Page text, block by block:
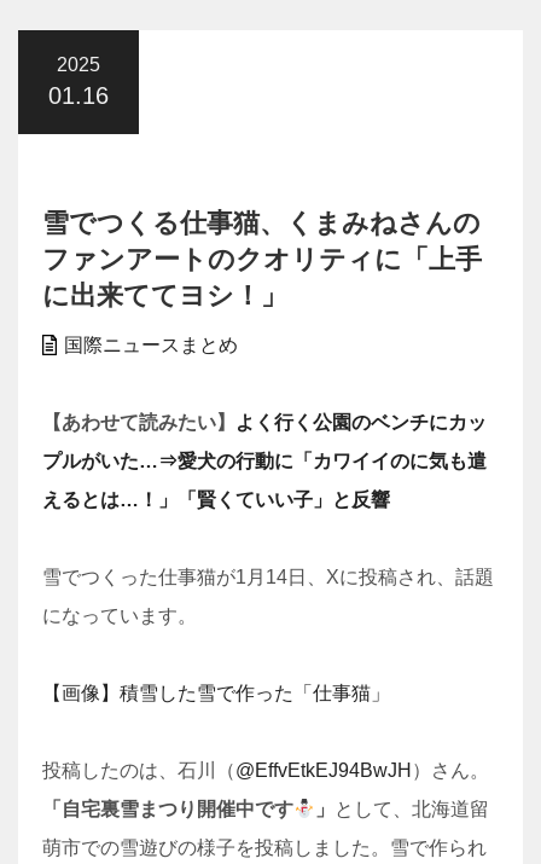
2025
01.16
雪でつくる仕事猫、くまみねさんの
ファンアートのクオリティに「上手
に出来ててヨシ！」
国際ニュースまとめ
【あわせて読みたい】
よく行く公園のベンチにカッ
プルがいた…⇒愛犬の行動に「カワイイのに気も遣
えるとは…！」「賢くていい子」と反響
雪でつくった仕事猫が1月14日、Xに投稿され、話題
になっています。
【画像】積雪した雪で作った「仕事猫」
投稿したのは、石川（@EffvEtkEJ94BwJH ）さん。
「自宅裏雪まつり開催中です
」
として、北海道留
萌市での雪遊びの様子を投稿しました。雪で作られ